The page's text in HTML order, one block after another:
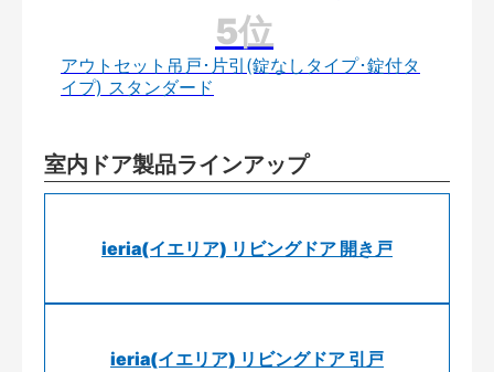
アウトセット吊戸･片引(錠なしタイプ･錠付タ
イプ) スタンダード
室内ドア製品ラインアップ
ieria(イエリア) リビングドア 開き戸
ieria(イエリア) リビングドア 引戸